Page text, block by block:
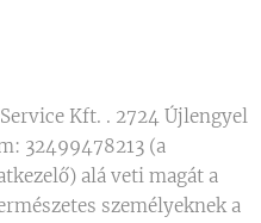
Kft. . 2724 Újlengyel
32499478213 (a
alá veti magát a
személyeknek a